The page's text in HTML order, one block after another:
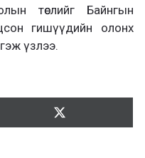
төслийг Байнгын
гишүүдийн олонх
үзлээ.
Түгээх:
Т
ү